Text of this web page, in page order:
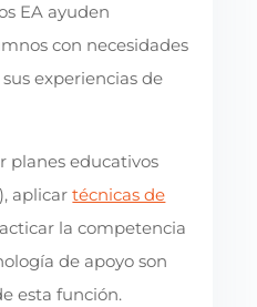
EA ayuden
con necesidades
experiencias de
planes educativos
aplicartécnicas de
la competencia
de apoyo son
esta función.